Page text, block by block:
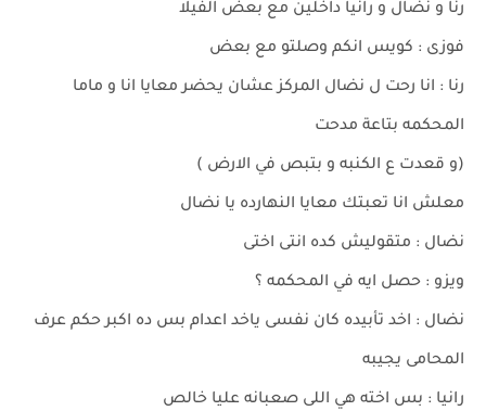
رنا و نضال و رانيا داخلين مع بعض الفيلا
فوزى : كويس انكم وصلتو مع بعض
رنا : انا رحت ل نضال المركز عشان يحضر معايا انا و ماما
المحكمه بتاعة مدحت
(و قعدت ع الكنبه و بتبص في الارض )
معلش انا تعبتك معايا النهارده يا نضال
نضال : متقوليش كده انتى اختى
ويزو : حصل ايه في المحكمه ؟
نضال : اخد تأبيده كان نفسى ياخد اعدام بس ده اكبر حكم عرف
المحامى يجيبه
رانيا : بس اخته هي اللى صعبانه عليا خالص